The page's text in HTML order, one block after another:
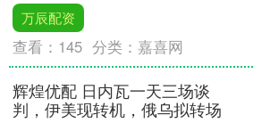
万辰配资
查看： 145 分类：嘉喜网
辉煌优配 日内瓦一天三场谈
判，伊美现转机，俄乌拟转场